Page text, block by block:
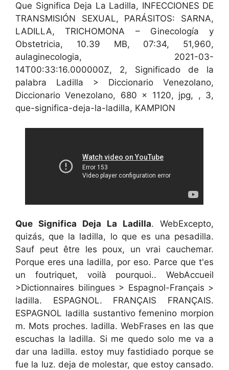
Que Significa Deja La Ladilla, INFECCIONES DE
TRANSMISIÓN SEXUAL, PARÁSITOS: SARNA,
LADILLA, TRICHOMONA – Ginecología y
Obstetricia, 10.39 MB, 07:34, 51,960,
aulaginecologia, 2021-03-
14T00:33:16.000000Z, 2, Significado de la
palabra Ladilla > Diccionario Venezolano,
Diccionario Venezolano, 680 x 1120, jpg, , 3,
que-significa-deja-la-ladilla, KAMPION
Que Significa Deja La Ladilla. WebExcepto,
quizás, que la ladilla, lo que es una pesadilla.
Sauf peut être les poux, un vrai cauchemar.
Porque eres una ladilla, por eso. Parce que t'es
un foutriquet, voilà pourquoi.. WebAccueil
>Dictionnaires bilingues > Espagnol-Français >
ladilla. ESPAGNOL. FRANÇAIS FRANÇAIS.
ESPAGNOL ladilla sustantivo femenino morpion
m. Mots proches. ladilla. WebFrases en las que
escuchas la ladilla. Si me quedo solo me va a
dar una ladilla. estoy muy fastidiado porque se
fue la luz. deja de molestar, que estoy cansado.